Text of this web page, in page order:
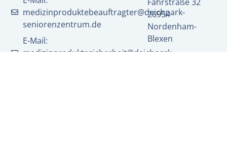
26954
Nordenham-
Blexen
medizinproduktebeauftragter@deichpark-
seniorenzentrum.de
E-Mail:
medizinproduktesicherheit@deichpark-